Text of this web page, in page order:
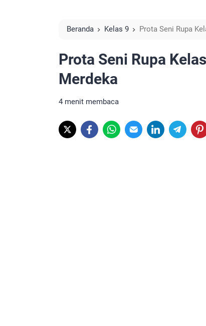
Beranda Kelas 9 Prota Seni Rupa
Prota Seni Rupa
Merdeka
4 menit membaca